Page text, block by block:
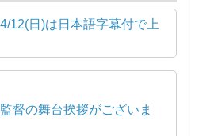
12(日)は日本語字幕付で上
督の舞台挨拶がございま